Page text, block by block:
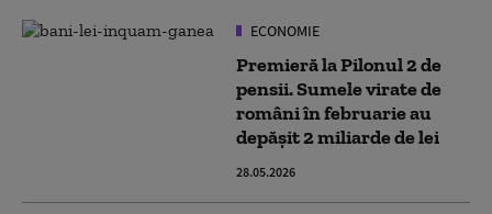
ECONOMIE
Premieră la Pilonul 2 de
pensii. Sumele virate de
români în februarie au
depășit 2 miliarde de lei
28.05.2026